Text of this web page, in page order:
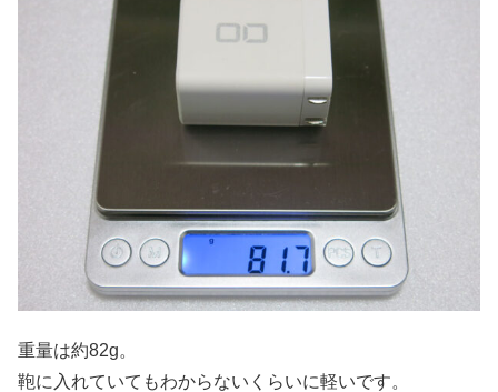
重量は約82g。
鞄に入れていてもわからないくらいに軽いです。